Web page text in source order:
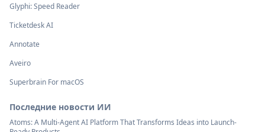
Glyphi: Speed Reader
Ticketdesk AI
Annotate
Aveiro
Superbrain For macOS
Последние новости ИИ
Atoms: A Multi-Agent AI Platform That Transforms Ideas into Launch-